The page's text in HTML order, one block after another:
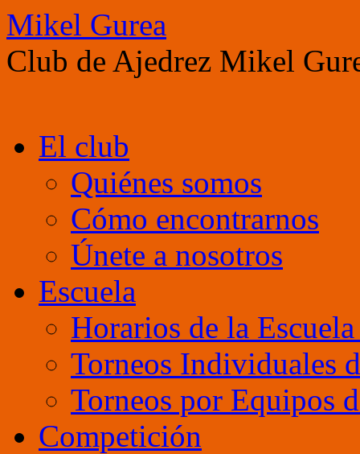
Mikel Gurea
Club de Ajedrez Mikel
contenidoEl club
Quiénes somos
Cómo encontrarnos
Únete a nosotros
Escuela
Horarios de la
Torneos Individuales
Torneos por Equipos
Competición